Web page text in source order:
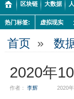
区块链 大数据
热门标签: 虚拟现实
首页 » 数
2020年
作者： 李辉 2020